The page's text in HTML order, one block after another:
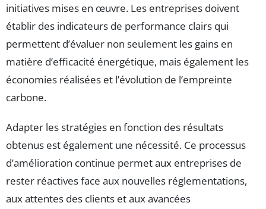
initiatives mises en œuvre. Les entreprises doivent
établir des indicateurs de performance clairs qui
permettent d’évaluer non seulement les gains en
matière d’efficacité énergétique, mais également les
économies réalisées et l’évolution de l’empreinte
carbone.
Adapter les stratégies en fonction des résultats
obtenus est également une nécessité. Ce processus
d’amélioration continue permet aux entreprises de
rester réactives face aux nouvelles réglementations,
aux attentes des clients et aux avancées